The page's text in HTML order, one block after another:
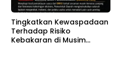
Tingkatkan Kewaspadaan
Terhadap Risiko
Kebakaran di Musim